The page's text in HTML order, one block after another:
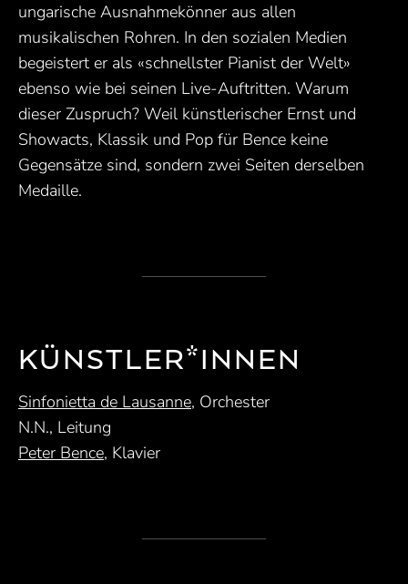
ungarische Ausnahmekönner aus allen
musikalischen Rohren. In den sozialen Medien
begeistert er als «schnellster Pianist der Welt»
ebenso wie bei seinen Live-Auftritten. Warum
dieser Zuspruch? Weil künstlerischer Ernst und
Showacts, Klassik und Pop für Bence keine
Gegensätze sind, sondern zwei Seiten derselben
Medaille.
KÜNSTLER*INNEN
Sinfonietta de Lausanne, Orchester
N.N., Leitung
Peter Bence, Klavier